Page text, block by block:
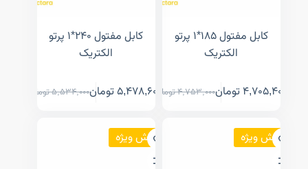
کابل مفتول ۱۸۵*۱ پرتو
الکتریک
4,753,000تومان 4,705,400 تومان
کابل مفتول ۲۴۰*۱ پرتو
الکتریک
5,534,000تومان 5,478,600 تومان
فروش ویژه فروش ویژه